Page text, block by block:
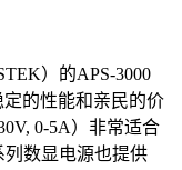
）的APS-3000
的性能和亲民的价
0-5A）非常适合
数显电源也提供